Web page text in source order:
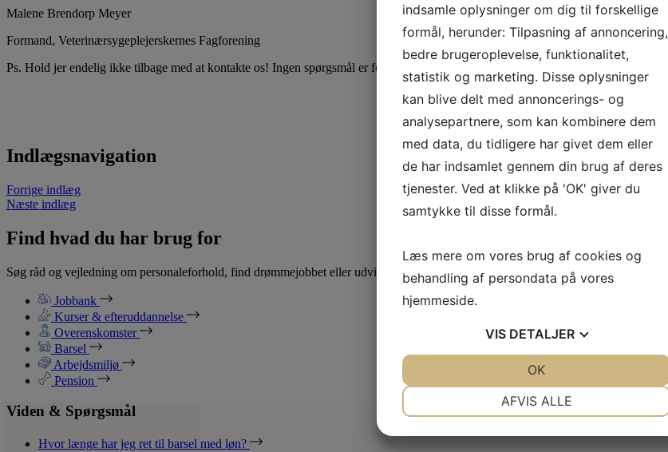
Malene Brendorp Meyer
Formand, Veterinærsygeplejerskernes Fagforening
Ps. Hold jer endelig ikke tilbage med at kontakte os! Ingen spørgsmål er for små
Indlægsnavigation
Forrige indlæg
Næste indlæg
Find hvad du har brug for
Søg råd og vejledning om personaleforhold, find drømmejobbet eller udvid din viden med specialiserede kurser.
Jobbank
Kurser & efteruddannelse
Overenskomster
Barsel
Arbejdsmiljø
Pension
Viden & Spørgsmål
Hvor længe har jeg ret til barsel med løn?
indsamle oplysninger om dig til forskellige
formål, herunder: Tilpasning af annoncering,
bedre brugeroplevelse, funktionalitet,
statistik og marketing. Disse oplysninger
kan blive delt med annoncerings- og
analysepartnere, som kan kombinere dem
med data, du tidligere har givet dem eller
de har indsamlet gennem din brug af deres
tjenester. Ved at klikke på 'OK' giver du
samtykke til disse formål.
Læs mere om vores brug af cookies og
behandling af persondata på vores
hjemmeside.
VIS DETALJER
AFVIS ALLE
OK